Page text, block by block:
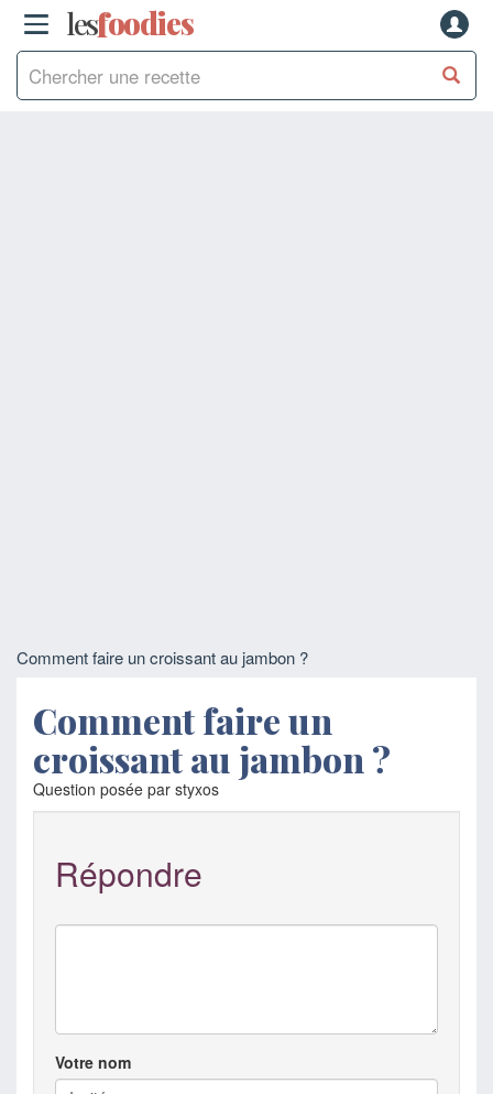
lesfoodies
Comment faire un croissant au jambon ?
Comment faire un
croissant au jambon ?
Question posée par styxos
Répondre
Votre nom